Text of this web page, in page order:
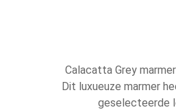
Calacatta Grey
Dit luxueuze marmer
geselecteerde